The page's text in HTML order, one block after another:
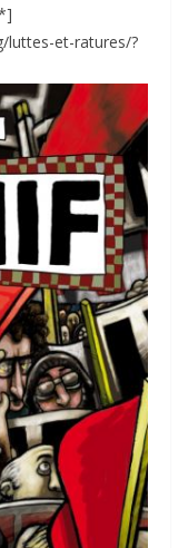
luttes-et-ratures/?